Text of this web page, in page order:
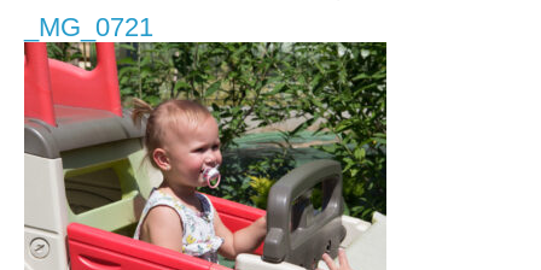
_MG_0721